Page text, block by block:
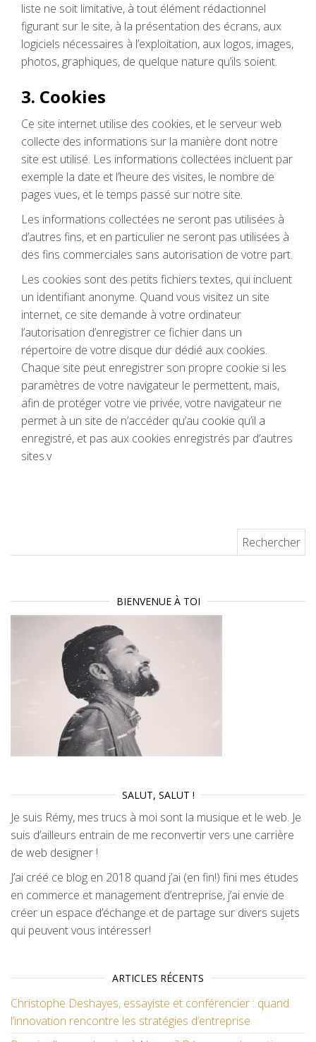
liste ne soit limitative, à tout élément rédactionnel
figurant sur le site, à la présentation des écrans, aux
logiciels nécessaires à l’exploitation, aux logos, images,
photos, graphiques, de quelque nature qu’ils soient.
3. Cookies
Ce site internet utilise des cookies, et le serveur web
collecte des informations sur la manière dont notre
site est utilisé. Les informations collectées incluent par
exemple la date et l’heure des visites, le nombre de
pages vues, et le temps passé sur notre site.
Les informations collectées ne seront pas utilisées à
d’autres fins, et en particulier ne seront pas utilisées à
des fins commerciales sans autorisation de votre part.
Les cookies sont des petits fichiers textes, qui incluent
un identifiant anonyme. Quand vous visitez un site
internet, ce site demande à votre ordinateur
l’autorisation d’enregistrer ce fichier dans un
répertoire de votre disque dur dédié aux cookies.
Chaque site peut enregistrer son propre cookie si les
paramètres de votre navigateur le permettent, mais,
afin de protéger votre vie privée, votre navigateur ne
permet à un site de n’accéder qu’au cookie qu’il a
enregistré, et pas aux cookies enregistrés par d’autres
sites.v
BIENVENUE À TOI
SALUT, SALUT !
Je suis Rémy, mes trucs à moi sont la musique et le web. Je
suis d’ailleurs entrain de me reconvertir vers une carrière
de web designer !
J’ai créé ce blog en 2018 quand j’ai (en fin!) fini mes études
en commerce et management d’entreprise, j’ai envie de
créer un espace d’échange et de partage sur divers sujets
qui peuvent vous intéresser!
ARTICLES RÉCENTS
Christophe Deshayes, essayiste et conférencier : quand
l’innovation rencontre les stratégies d’entreprise